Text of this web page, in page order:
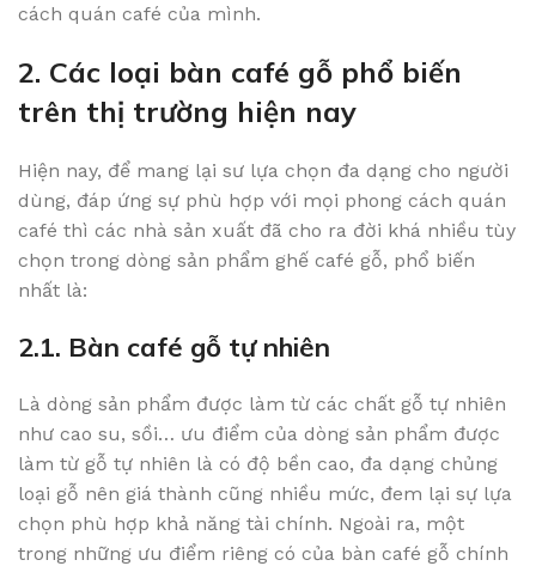
cách quán café của mình.
2. Các loại bàn café gỗ phổ biến
trên thị trường hiện nay
Hiện nay, để mang lại sư lựa chọn đa dạng cho người
dùng, đáp ứng sự phù hợp với mọi phong cách quán
café thì các nhà sản xuất đã cho ra đời khá nhiều tùy
chọn trong dòng sản phẩm ghế café gỗ, phổ biến
nhất là:
2.1. Bàn café gỗ tự nhiên
Là dòng sản phẩm được làm từ các chất gỗ tự nhiên
như cao su, sồi… ưu điểm của dòng sản phẩm được
làm từ gỗ tự nhiên là có độ bền cao, đa dạng chủng
loại gỗ nên giá thành cũng nhiều mức, đem lại sự lựa
chọn phù hợp khả năng tài chính. Ngoài ra, một
trong những ưu điểm riêng có của bàn café gỗ chính